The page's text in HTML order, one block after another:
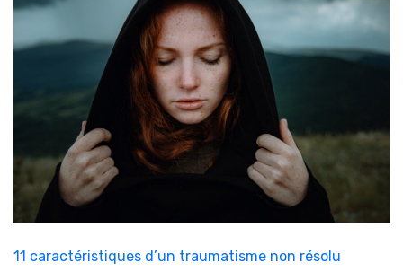
11 caractéristiques d’un traumatisme non résolu